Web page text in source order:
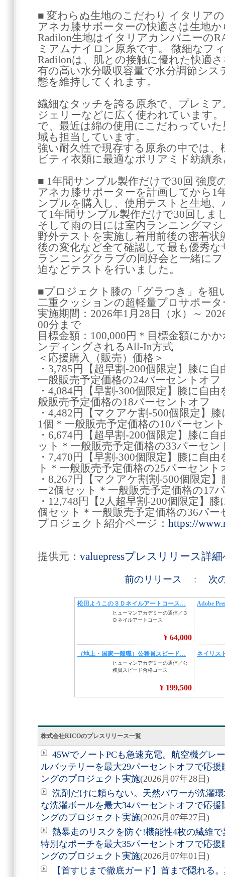
■ 変わらぬ生地のこだわり イタリア
アネカ膝サポーターの快適さは生地
Radilon生地はイタリアカンパニーの
ミアムナイロン原糸です。 微細なフ
Radilonは、肌との接触に優れた快適
有の高い水分吸収容量で水分調節シ
態を維持してくれます。
繊細なタッチを誇る原糸で、プレミ
ジェリーなどに広く使われています
で、最近は綿の使用にこだわってい
域も担当しています。
強い耐久性で現存する原糸の中では
ビティ衣類に最適なポリアミド紡績
■ 1年間サンプル製作だけで30回 強度
アネカ膝サポーターを計画してから1
ンプルを購入し、使用テストと生地
て1年間サンプル製作だけで30回しま
そして雨の日には室内ランニングマ
野外テストを実施し着用前後の密着状
後の変化など全て確認して最も優秀
ランニングクラブの同好会と一緒に
迫などテストを行いました。
■プロジェクト膝の「グラつき」を狙
二重クッションの超軽量プロサポータ
実施期間：2026年1月28日（水）～
00分まで
目標金額：100,000円＊目標金額にか
ンディングされるAll-In方式
＜応援購入（販売）価格＞
・3,785円【超早割-200個限定】膝に
一般販売予定価格の24パーセントオフ
・4,084円【早割-300個限定】膝に自
般販売予定価格の18パーセントオフ
・4,482円【マクアケ割-500個限定】
1個＊一般販売予定価格の10パーセン
・6,674円【超早割-200個限定】膝に
ット＊一般販売予定価格の33パーセン
・7,470円【早割-300個限定】膝に自
ト＊一般販売予定価格の25パーセント
・8,267円【マクアケ割割-500個限定
ー2個セット＊一般販売予定価格の17
・12,748円【2人超早割-200個限定】
個セット＊一般販売予定価格の36パー
プロジェクト紹介ページ： https://
提供元： valuepressプレスリリース詳
前のリリース : 次
株式会社RICOのプレスリリース一覧
45WでノートPCも急速充電。航空機グレ
ルバッテリーを最大29パーセントオフで応
ングのプロジェクト実施(2026月07年28日)
洗剤だけに頼らない。天然パワーが洗濯
な洗濯ボールを最大34パーセントオフで応
ングのプロジェクト実施(2026月07年27日)
熱暴走のリスクを防ぐ!機能性4枚の繊維
特別なポーチを最大35パーセントオフで応
ングのプロジェクト実施(2026月07年01日)
【首すじまで徹底ガード】首まで隠れる